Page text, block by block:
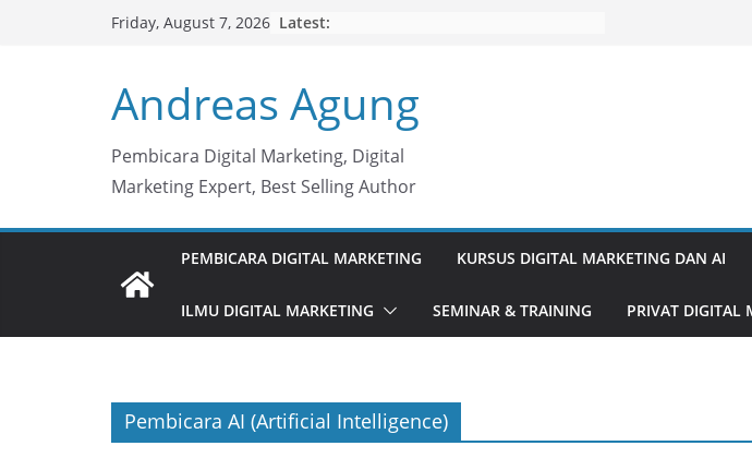
Friday, August 7, 2026 Latest:
Andreas Agung
Pembicara Digital Marketing, Digital
Marketing Expert, Best Selling Author
PEMBICARA DIGITAL MARKETING KURSUS DIGITAL MARKETING DAN AI
ILMU DIGITAL MARKETING SEMINAR & TRAINING PRIVAT DIGITAL
Pembicara AI (Artificial Intelligence)